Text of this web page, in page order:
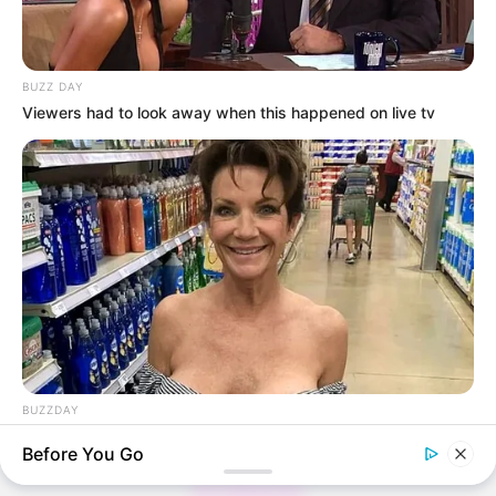
Thunfischsalat mit Ei & Joghurt – leicht, cremig
und voller Protein!
Verführerisch lecker: Quark-Vanille-
Pfannkuchen ohne Mehl in nur 5 Minuten!
DEI BESTEN HAUSGEMACHTEN EISBEIN
VARIATIONEN
DIE BESTEN SALAT DRESSINGS
die besten hausgemachten BBQ sauce
variationen
All Categories
BUZZ DAY
Viewers had to look away when this happened on live tv
BUZZDAY
Before You Go